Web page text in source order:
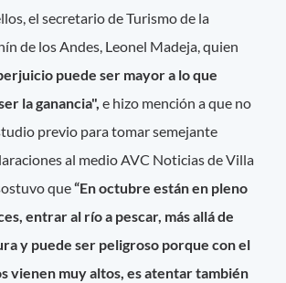
el secretario de Turismo de la
de los Andes, Leonel Madeja, quien
puede ser mayor a lo que
la ganancia", e hizo mención a que no
previo para tomar semejante
al medio AVC Noticias de Villa
que“En octubre están en pleno
entrar al río a pescar, más allá de
y puede ser peligroso porque con el
vienen muy altos, es atentar también